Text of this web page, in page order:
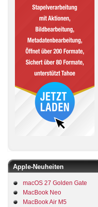
Apple-Neuheiten
macOS 27 Golden Gate
MacBook Neo
MacBook Air M5